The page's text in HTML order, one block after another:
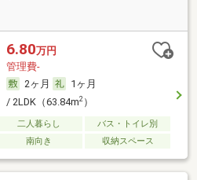
6.80万円
管理費-
2ヶ月
1ヶ月
/ 2LDK（63.84m2）
二人暮らし
バス・トイレ別
南向き 収納スペース